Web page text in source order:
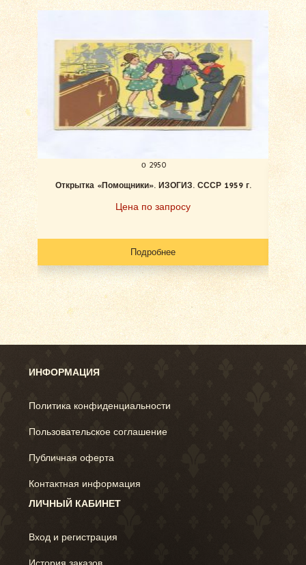
о 2950
Открытка «Помощники». ИЗОГИЗ. СССР 1959 г.
Цена по запросу
Подробнее
ИНФОРМАЦИЯ
Политика конфиденциальности
Пользовательское соглашение
Публичная оферта
Контактная информация
ЛИЧНЫЙ КАБИНЕТ
Вход и регистрация